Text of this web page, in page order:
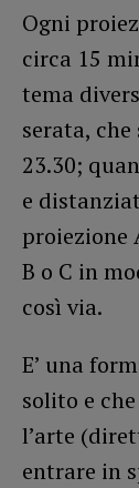
Ogni
circa 15
tema
serata,
23.30;
e
proiezione
B o C in
così via.
E’ una
solito e
l’arte
entrare in